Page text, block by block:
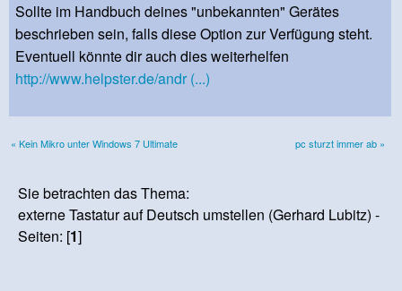
Sollte im Handbuch deines "unbekannten" Gerätes
beschrieben sein, falls diese Option zur Verfügung steht.
Eventuell könnte dir auch dies weiterhelfen
http://www.helpster.de/andr (...)
« Kein Mikro unter Windows 7 Ultimate pc sturzt immer ab »
Sie betrachten das Thema:
externe Tastatur auf Deutsch umstellen (Gerhard Lubitz) -
Seiten: [1]